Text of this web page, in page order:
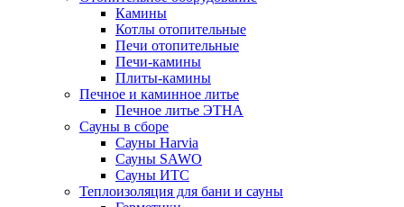
Камины
Котлы отопительные
Печи отопительные
Печи-камины
Плиты-камины
Печное и каминное литье
Печное литье ЭТНА
Сауны в сборе
Cауны Harvia
Сауны SAWO
Сауны ИТС
Теплоизоляция для бани и сауны